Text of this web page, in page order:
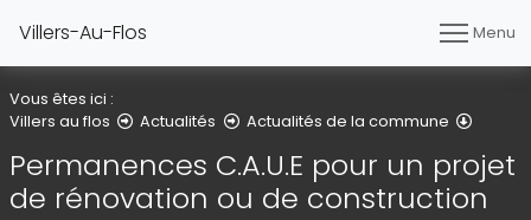
Villers-Au-Flos Menu
Vous êtes ici :
Villers au flos
Actualités Actualités de la commune
Permanences C.A.U.E pour un projet
de rénovation ou de construction